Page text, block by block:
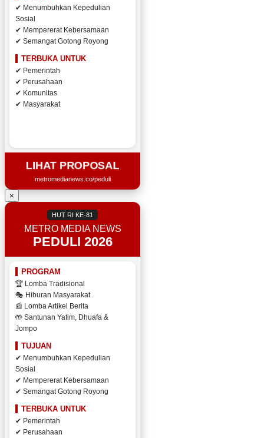
✔ Menumbuhkan Kepedulian
Sosial
✔ Mempererat Kebersamaan
✔ Semangat Gotong Royong
TERBUKA UNTUK
✔ Pemerintah
✔ Perusahaan
✔ Komunitas
✔ Masyarakat
LIHAT PROPOSAL
metromedianews.co/peduli
×
HUT RI KE-81
METRO MEDIA NEWS
PEDULI 2026
PROGRAM
🏆 Lomba Tradisional
🎭 Hiburan Masyarakat
📰 Lomba Artikel Berita
🤲 Santunan Yatim, Dhuafa &
Jompo
TUJUAN
✔ Menumbuhkan Kepedulian
Sosial
✔ Mempererat Kebersamaan
✔ Semangat Gotong Royong
TERBUKA UNTUK
✔ Pemerintah
✔ Perusahaan